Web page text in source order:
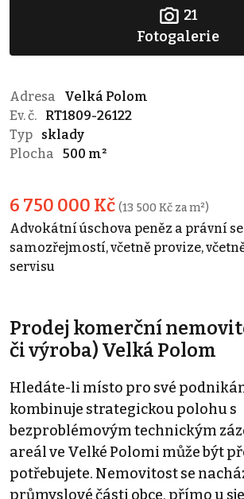
21
Fotogalerie
Adresa
Velká Polom
Ev. č.
RT1809-26122
Typ
sklady
Plocha
500 m²
6 750 000 Kč (13 500 Kč za m²)
Advokátní úschova peněz a právní
samozřejmostí, včetně provize,
servisu
Prodej komerční
či výroba) Velká Polom
Hledáte-li místo pro své
kombinuje strategickou polohu s
bezproblémovým technickým
areál ve Velké Polomi může být
potřebujete. Nemovitost se
průmyslové části obce, přímo u